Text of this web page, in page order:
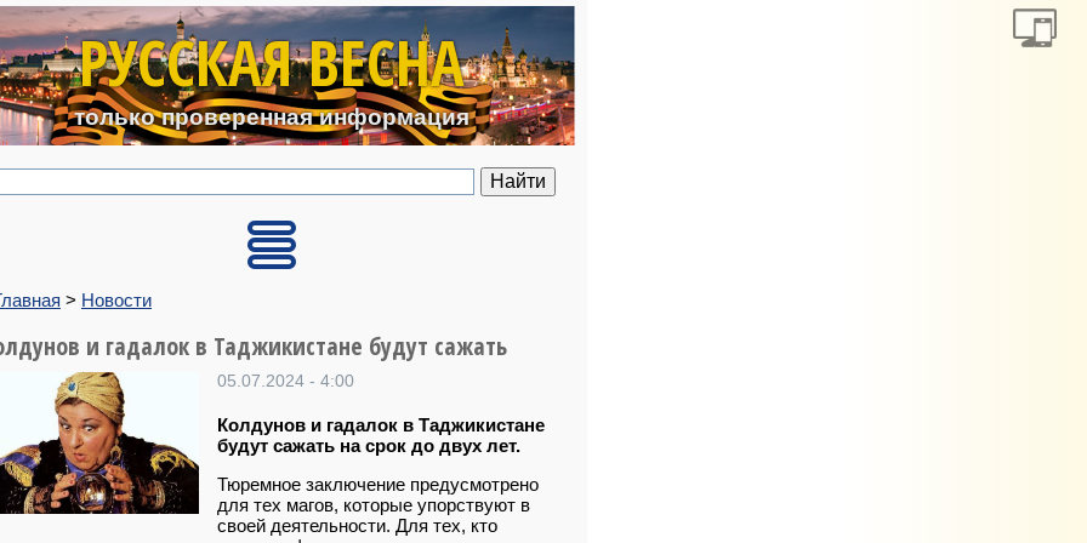
Перейти к основному содержанию
РУССКАЯ ВЕСНА
только проверенная информация
> Новости
и гадалок в Таджикистане будут сажать
05.07.2024 - 4:00
Колдунов и гадалок в Таджикистане
будут сажать на срок до двух лет.
Тюремное заключение предусмотрено
для тех магов, которые упорствуют в
своей деятельности. Для тех, кто